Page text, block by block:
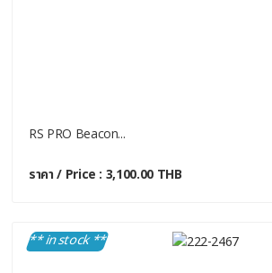
RS PRO Beacon...
ราคา / Price : 3,100.00 THB
** in stock **